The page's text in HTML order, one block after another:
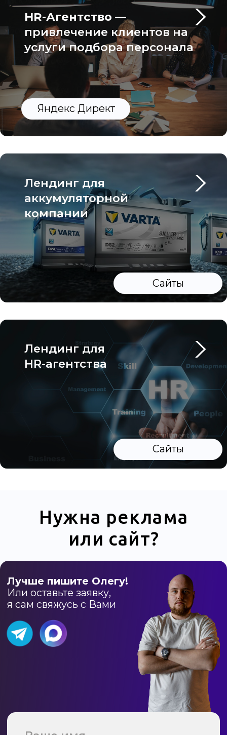
Сайты
Лучше пишите Олегу!
+7
Выражаю согласие на
обработку персональных
Обсудить проект
Нужна реклама
или сайт?